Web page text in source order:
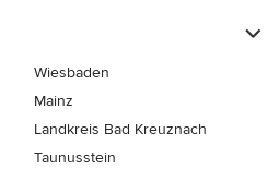
Wiesbaden
Mainz
Landkreis Bad Kreuznach
Taunusstein